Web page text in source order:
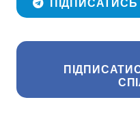
ПІДПИСАТИСЬ